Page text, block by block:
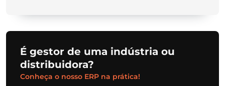
É gestor de uma indústria ou
distribuidora?
Conheça o nosso ERP na prática!